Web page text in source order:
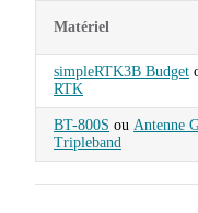
Matériel
simpleRTK3B Budget
RTK
BT-800S ou Antenne
Tripleband